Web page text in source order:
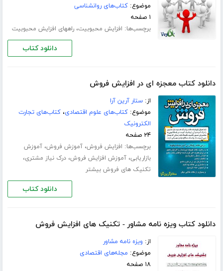
موضوع:کتاب‌های روانشناسی
۱ صفحه
برچسب‌ها: افزایش محبوبیت،راههای افزایش محبوبیت
دانلود کتاب
دانلود کتاب معجزه ای در افزایش فروش
از:ستار آرین آرا
موضوع:کتاب‌های علوم اقتصادی،کتاب‌های تجارت
الکترونیک
۲۴ صفحه
برچسب‌ها: افزایش فروش،آموزش فروش،آموزش
بازاریابی،آموزش افزایش فروش،درک نیاز مشتری،
تکنیک های فروش بیشتر
دانلود کتاب
دانلود کتاب ویزه نامه مشاور - تکنیک های افزایش فروش
از: ویزه نامه مشاور
موضوع: مجله‌های اقتصادی
۱۸ صفحه